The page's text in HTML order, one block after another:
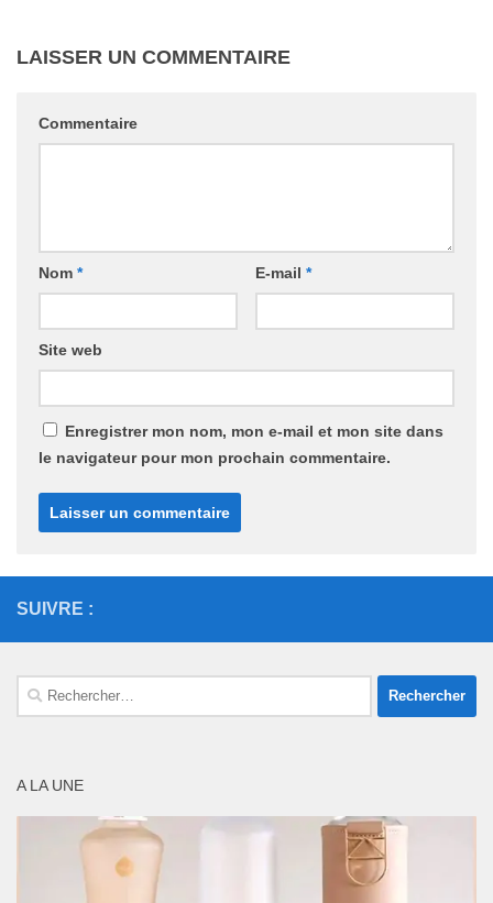
LAISSER UN COMMENTAIRE
Commentaire
Nom * E-mail *
Site web
Enregistrer mon nom, mon e-mail et mon site dans
le navigateur pour mon prochain commentaire.
SUIVRE :
Rechercher :
A LA UNE